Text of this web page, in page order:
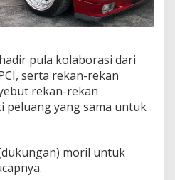
pula kolaborasi dari
serta rekan-rekan
rekan-rekan
peluang yang sama untuk
moril untuk